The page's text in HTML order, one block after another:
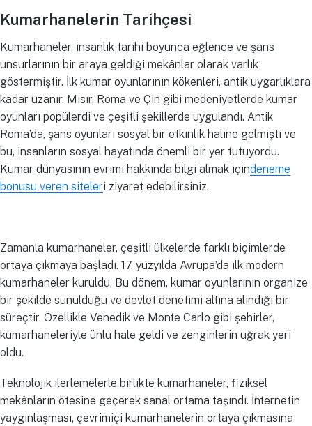
Kumarhanelerin Tarihçesi
Kumarhaneler, insanlık tarihi boyunca eğlence ve şans
unsurlarının bir araya geldiği mekânlar olarak varlık
göstermiştir. İlk kumar oyunlarının kökenleri, antik uygarlıklara
kadar uzanır. Mısır, Roma ve Çin gibi medeniyetlerde kumar
oyunları popülerdi ve çeşitli şekillerde uygulandı. Antik
Roma’da, şans oyunları sosyal bir etkinlik haline gelmişti ve
bu, insanların sosyal hayatında önemli bir yer tutuyordu.
Kumar dünyasının evrimi hakkında bilgi almak içindeneme
bonusu veren siteleri ziyaret edebilirsiniz.
Zamanla kumarhaneler, çeşitli ülkelerde farklı biçimlerde
ortaya çıkmaya başladı. 17. yüzyılda Avrupa’da ilk modern
kumarhaneler kuruldu. Bu dönem, kumar oyunlarının organize
bir şekilde sunulduğu ve devlet denetimi altına alındığı bir
süreçtir. Özellikle Venedik ve Monte Carlo gibi şehirler,
kumarhaneleriyle ünlü hale geldi ve zenginlerin uğrak yeri
oldu.
Teknolojik ilerlemelerle birlikte kumarhaneler, fiziksel
mekânların ötesine geçerek sanal ortama taşındı. İnternetin
yaygınlaşması, çevrimiçi kumarhanelerin ortaya çıkmasına